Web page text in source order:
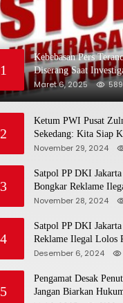
1
Kebebasan Pers
Diserang Saat
Obat Terlarang
Maret 6, 2025
2
Ketum PWI Pusat
Sekedang: Kita Siap
Sebelum 15
November 29, 2024
3
Satpol PP DKI
Bongkar Reklame
November 28, 2024
4
Satpol PP DKI Jakarta
Reklame Ilegal Lolos
Desember 6, 2024
5
Pengamat Desak
Jangan Biarkan